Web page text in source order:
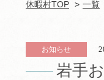
休暇村TOP 一覧
お知らせ
岩手